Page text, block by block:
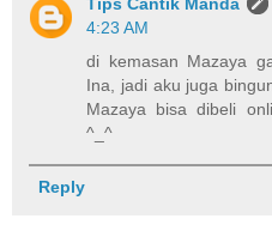
4:23 AM
di kemasan Mazaya
Ina, jadi aku juga
Mazaya bisa dibeli
^_^
Reply